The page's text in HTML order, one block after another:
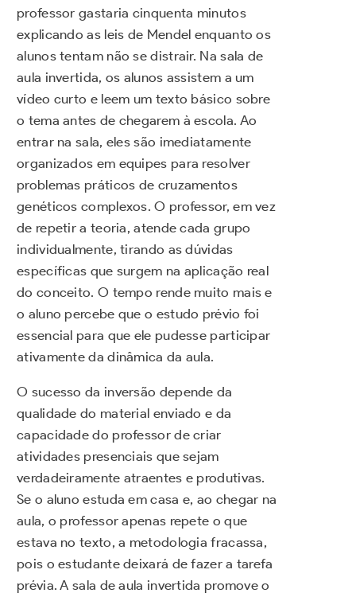
professor gastaria cinquenta minutos
explicando as leis de Mendel enquanto os
alunos tentam não se distrair. Na sala de
aula invertida, os alunos assistem a um
vídeo curto e leem um texto básico sobre
o tema antes de chegarem à escola. Ao
entrar na sala, eles são imediatamente
organizados em equipes para resolver
problemas práticos de cruzamentos
genéticos complexos. O professor, em vez
de repetir a teoria, atende cada grupo
individualmente, tirando as dúvidas
específicas que surgem na aplicação real
do conceito. O tempo rende muito mais e
o aluno percebe que o estudo prévio foi
essencial para que ele pudesse participar
ativamente da dinâmica da aula.
O sucesso da inversão depende da
qualidade do material enviado e da
capacidade do professor de criar
atividades presenciais que sejam
verdadeiramente atraentes e produtivas.
Se o aluno estuda em casa e, ao chegar na
aula, o professor apenas repete o que
estava no texto, a metodologia fracassa,
pois o estudante deixará de fazer a tarefa
prévia. A sala de aula invertida promove o